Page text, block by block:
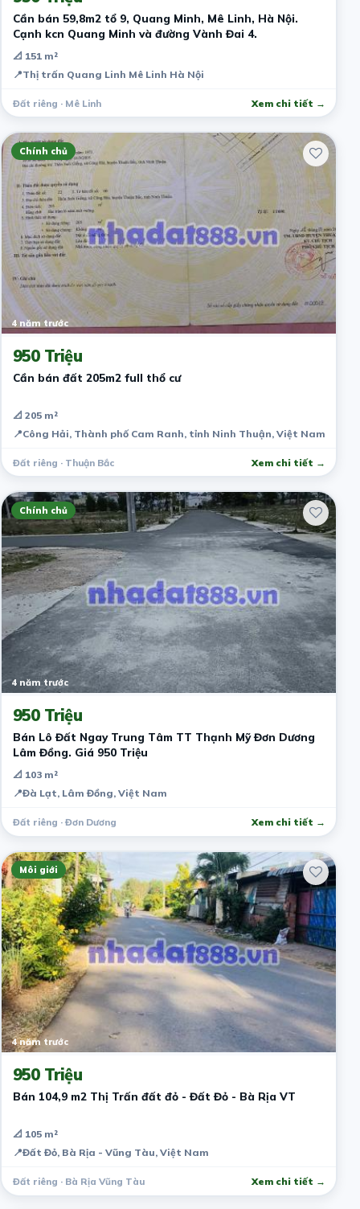
Cần bán 59,8m2 tổ 9, Quang Minh, Mê Linh, Hà Nội.
Cạnh kcn Quang Minh và đường Vành Đai 4.
📐 151 m²
📍Thị trấn Quang Linh Mê Linh Hà Nội
Đất riêng · Mê Linh Xem chi tiết →
Chính chủ
4 năm trước
950 Triệu
Cần bán đất 205m2 full thổ cư
📐 205 m²
📍Công Hải, Thành phố Cam Ranh, tỉnh Ninh Thuận, Việt Nam
Đất riêng · Thuận Bắc Xem chi tiết →
Chính chủ
4 năm trước
950 Triệu
Bán Lô Đất Ngay Trung Tâm TT Thạnh Mỹ Đơn Dương
Lâm Đồng. Giá 950 Triệu
📐 103 m²
📍Đà Lạt, Lâm Đồng, Việt Nam
Đất riêng · Đơn Dương Xem chi tiết →
Môi giới
4 năm trước
950 Triệu
Bán 104,9 m2 Thị Trấn đất đỏ - Đất Đỏ - Bà Rịa VT
📐 105 m²
📍Đất Đỏ, Bà Rịa - Vũng Tàu, Việt Nam
Đất riêng · Bà Rịa Vũng Tàu Xem chi tiết →